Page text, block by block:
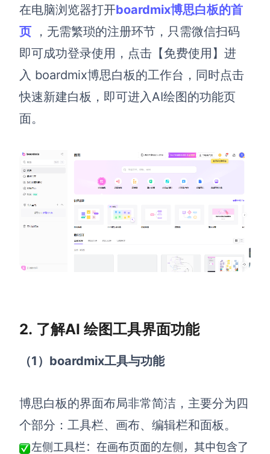
在线白板
涂鸦画板
敏捷实践
数据流图
情绪板
查看所有场景
AI创作
创意与绘图
AI生成思维导图
AI生成流程图
AI生成用户旅程图 AI生成SWOT分析
在电脑浏览器打开boardmix博思白板的首
页 ，无需繁琐的注册环节 ，只需微信扫码
即可成功登录使用 ， 点击【免费使用】进
入 boardmix博思白板的工作台，同时点击
快速新建白板，即可进入AI绘图的功能页
面。
2. 了解AI 绘图工具界面功能
（1）boardmix工具与功能
博思白板的界面布局非常简洁，主要分为四
个部分：工具栏、画布、 编辑栏和面板。
左侧 工具栏：在画布页面的左侧，其中包含了